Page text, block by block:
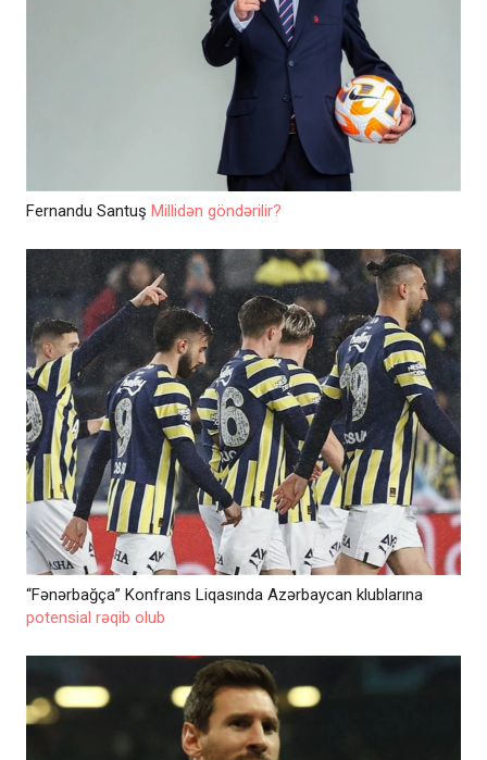
Fernandu Santuş Millidən göndərilir?
“Fənərbağça” Konfrans Liqasında Azərbaycan klublarına
potensial rəqib olub